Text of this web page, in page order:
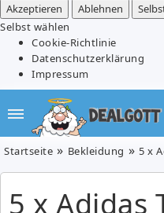
Akzeptieren
Ablehnen
Selbst wählen
Cookie-Richtlinie
Datenschutzerklärung
Impressum
Startseite Bekleidung 5 x
5 x Adidas